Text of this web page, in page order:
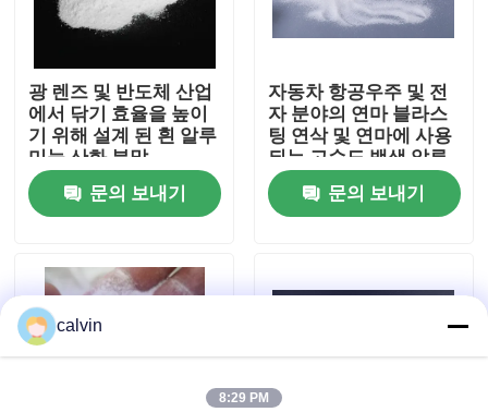
연락처
견적 요청
요업 분사 매체
세라믹 비드 과부하 변형
광 렌즈 및 반도체 산업
에서 닦기 효율을 높이
기 위해 설계 된 흰 알루
미늄 산화 분말
문의 보내기
자동차 항공우주 및 전
자 분야의 연마 블라스
팅 연삭 및 연마에 사용
되는 고순도 백색 알루
미늄 산화물 그릿
문의 보내기
calvin
8:29 PM